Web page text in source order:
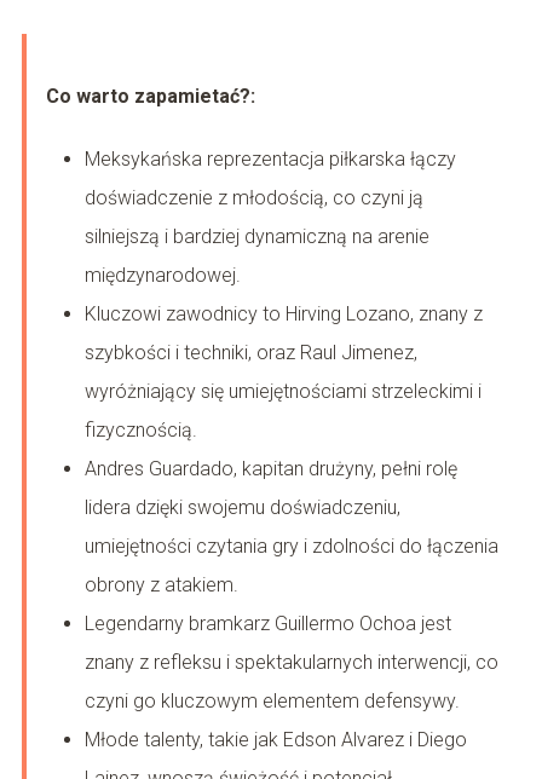
Co warto zapamietać?:
Meksykańska reprezentacja piłkarska łączy
doświadczenie z młodością, co czyni ją
silniejszą i bardziej dynamiczną na arenie
międzynarodowej.
Kluczowi zawodnicy to Hirving Lozano, znany z
szybkości i techniki, oraz Raul Jimenez,
wyróżniający się umiejętnościami strzeleckimi i
fizycznością.
Andres Guardado, kapitan drużyny, pełni rolę
lidera dzięki swojemu doświadczeniu,
umiejętności czytania gry i zdolności do łączenia
obrony z atakiem.
Legendarny bramkarz Guillermo Ochoa jest
znany z refleksu i spektakularnych interwencji, co
czyni go kluczowym elementem defensywy.
Młode talenty, takie jak Edson Alvarez i Diego